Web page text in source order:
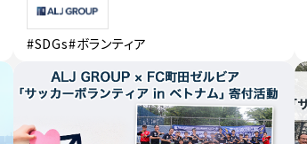
#SDGs#ボランティア